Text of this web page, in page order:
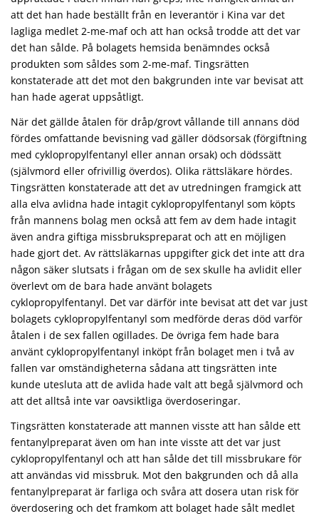
att det han hade beställt från en leverantör i Kina var det
lagliga medlet 2-me-maf och att han också trodde att det var
det han sålde. På bolagets hemsida benämndes också
produkten som såldes som 2-me-maf. Tingsrätten
konstaterade att det mot den bakgrunden inte var bevisat att
han hade agerat uppsåtligt.
När det gällde åtalen för dråp/grovt vållande till annans död
fördes omfattande bevisning vad gäller dödsorsak (förgiftning
med cyklopropylfentanyl eller annan orsak) och dödssätt
(självmord eller ofrivillig överdos). Olika rättsläkare hördes.
Tingsrätten konstaterade att det av utredningen framgick att
alla elva avlidna hade intagit cyklopropylfentanyl som köpts
från mannens bolag men också att fem av dem hade intagit
även andra giftiga missbrukspreparat och att en möjligen
hade gjort det. Av rättsläkarnas uppgifter gick det inte att dra
någon säker slutsats i frågan om de sex skulle ha avlidit eller
överlevt om de bara hade använt bolagets
cyklopropylfentanyl. Det var därför inte bevisat att det var just
bolagets cyklopropylfentanyl som medförde deras död varför
åtalen i de sex fallen ogillades. De övriga fem hade bara
använt cyklopropylfentanyl inköpt från bolaget men i två av
fallen var omständigheterna sådana att tingsrätten inte
kunde utesluta att de avlida hade valt att begå självmord och
att det alltså inte var oavsiktliga överdoseringar.
Tingsrätten konstaterade att mannen visste att han sålde ett
fentanylpreparat även om han inte visste att det var just
cyklopropylfentanyl och att han sålde det till missbrukare för
att användas vid missbruk. Mot den bakgrunden och då alla
fentanylpreparat är farliga och svåra att dosera utan risk för
överdosering och det framkom att bolaget hade sålt medlet